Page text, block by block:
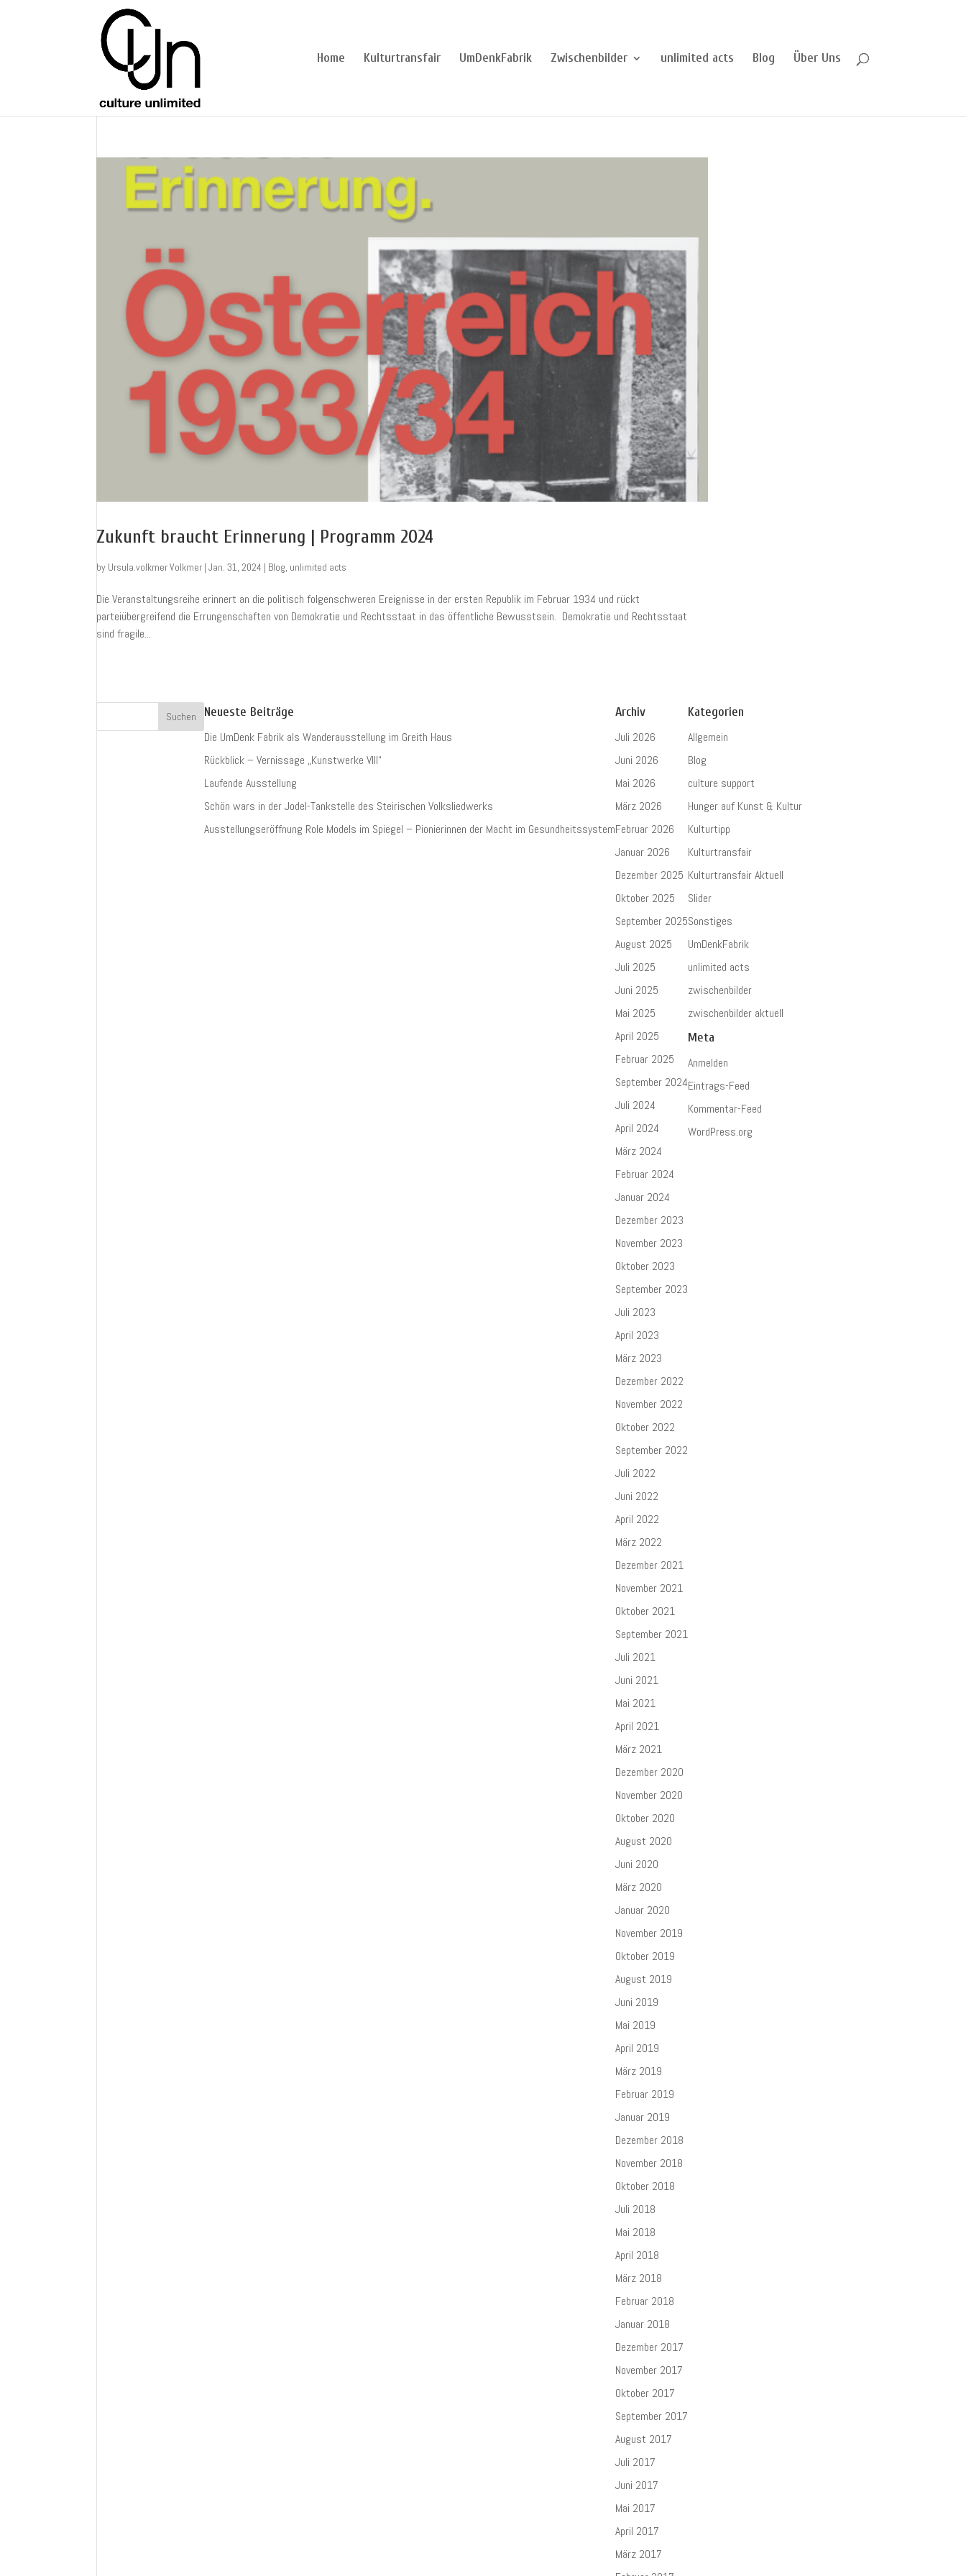
Home Kulturtransfair UmDenkFabrik Zwischenbilder unlimited acts Blog Über Uns
Zukunft braucht Erinnerung | Programm 2024
by Ursula.volkmer Volkmer |Jan. 31, 2024 | Blog, unlimited acts
Die Veranstaltungsreihe erinnert an die politisch folgenschweren Ereignisse in der ersten Republik im Februar 1934 und rückt
parteiübergreifend die Errungenschaften von Demokratie und Rechtsstaat in das öffentliche Bewusstsein. Demokratie und Rechtsstaat
sind fragile...
Neueste Beiträge
Die UmDenk Fabrik als Wanderausstellung im Greith Haus
Rückblick – Vernissage „Kunstwerke VIII“
Laufende Ausstellung
Schön wars in der Jodel-Tankstelle des Steirischen Volksliedwerks
Ausstellungseröffnung Role Models im Spiegel – Pionierinnen der Macht im Gesundheitssystem
Archiv
Juli 2026
Juni 2026
Mai 2026
März 2026
Februar 2026
Januar 2026
Dezember 2025
Oktober 2025
September 2025
August 2025
Juli 2025
Juni 2025
Mai 2025
April 2025
Februar 2025
September 2024
Juli 2024
April 2024
März 2024
Februar 2024
Januar 2024
Dezember 2023
November 2023
Oktober 2023
September 2023
Juli 2023
April 2023
März 2023
Dezember 2022
November 2022
Oktober 2022
September 2022
Juli 2022
Juni 2022
April 2022
März 2022
Dezember 2021
November 2021
Oktober 2021
September 2021
Juli 2021
Juni 2021
Mai 2021
April 2021
März 2021
Dezember 2020
November 2020
Oktober 2020
August 2020
Juni 2020
März 2020
Januar 2020
November 2019
Oktober 2019
August 2019
Juni 2019
Mai 2019
April 2019
März 2019
Februar 2019
Januar 2019
Dezember 2018
November 2018
Oktober 2018
Juli 2018
Mai 2018
April 2018
März 2018
Februar 2018
Januar 2018
Dezember 2017
November 2017
Oktober 2017
September 2017
August 2017
Juli 2017
Juni 2017
Mai 2017
April 2017
März 2017
Kategorien
Allgemein
Blog
culture support
Hunger auf Kunst & Kultur
Kulturtipp
Kulturtransfair
Kulturtransfair Aktuell
Slider
Sonstiges
UmDenkFabrik
unlimited acts
zwischenbilder
zwischenbilder aktuell
Meta
Anmelden
Eintrags-Feed
Kommentar-Feed
WordPress.org